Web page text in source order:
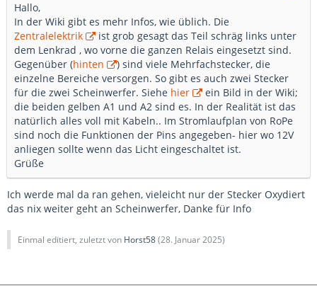
Hallo,
In der Wiki gibt es mehr Infos, wie üblich. Die
Zentralelektrik
ist grob gesagt das Teil schräg links unter
dem Lenkrad , wo vorne die ganzen Relais eingesetzt sind.
Gegenüber (hinten
) sind viele Mehrfachstecker, die
einzelne Bereiche versorgen. So gibt es auch zwei Stecker
für die zwei Scheinwerfer. Siehe hier
ein Bild in der Wiki;
die beiden gelben A1 und A2 sind es. In der Realität ist das
natürlich alles voll mit Kabeln.. Im Stromlaufplan von RoPe
sind noch die Funktionen der Pins angegeben- hier wo 12V
anliegen sollte wenn das Licht eingeschaltet ist.
Grüße
Ich werde mal da ran gehen, vieleicht nur der Stecker Oxydiert
das nix weiter geht an Scheinwerfer, Danke für Info
Einmal editiert, zuletzt von Horst58(28. Januar 2025)